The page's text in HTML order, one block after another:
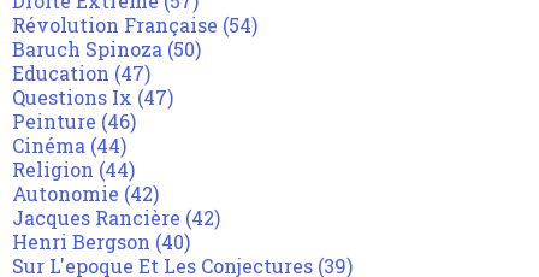
Révolution Française (54)
Baruch Spinoza (50)
Education (47)
Questions Ix (47)
Peinture (46)
Cinéma (44)
Religion (44)
Autonomie (42)
Jacques Rancière (42)
Henri Bergson (40)
Sur L'epoque Et Les Conjectures (39)